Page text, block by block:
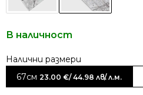
В наличност
67см 23.00 €/ 44.98 лв./ л.м.
Alternative: